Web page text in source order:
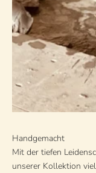
Handgemacht
Mit der tiefen
unserer Kollektion